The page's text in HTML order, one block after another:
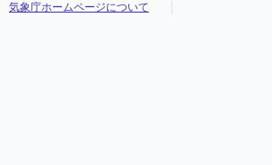
気象庁ホームページについて